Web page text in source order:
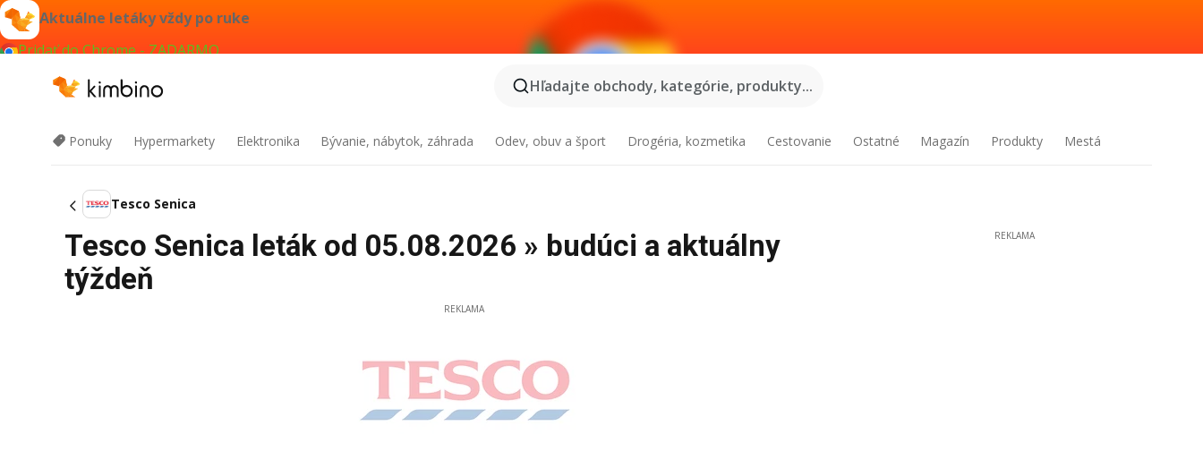
Aktuálne letáky vždy po ruke
Pridať do Chrome - ZADARMO
Hľadajte obchody, kategórie, produkty...
Ponuky Hypermarkety Elektronika Bývanie, nábytok, záhrada Odev, obuv a šport Drogéria, kozmetika Cestovanie Ostatné Magazín Produkty Mestá
Tesco Senica
Tesco Senica leták od 05.08.2026 » budúci a aktuálny
týždeň
REKLAMA
REKLAMA